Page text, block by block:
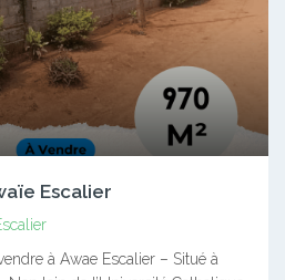
Escalier
à Awae Escalier – Situé à